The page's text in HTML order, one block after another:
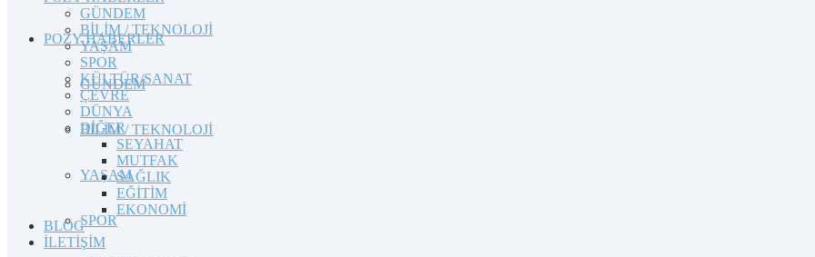
POZY HABERLER
GÜNDEM
BİLİM / TEKNOLOJİ
YAŞAM
SPOR
GÜNDEM
BİLİM / TEKNOLOJİ
YAŞAM
SPOR
KÜLTÜR/SANAT
ÇEVRE
DÜNYA
DİĞER
SEYAHAT
MUTFAK
SAĞLIK
EĞİTİM
EKONOMİ
BLOG
İLETİŞİM